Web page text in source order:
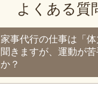
よくある質
家事代行の仕事は「
聞きますが、運動が
か？